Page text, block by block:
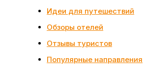
Идеи для путешествий
Обзоры отелей
Отзывы туристов
Популярные направления